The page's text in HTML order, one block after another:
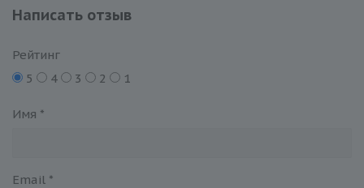
Написать отзыв
Рейтинг
5
4 3 2 1
Имя *
Email *